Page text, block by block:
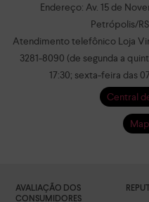
Endereço: Av. 15 de
Petrópolis/
Atendimento telefônico Loja
3281-8090 (de segunda a
17:30; sexta-feira das
Central
AVALIAÇÃO DOS
CONSUMIDORES